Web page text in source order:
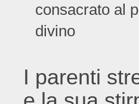
consacrato al
divino
I parenti